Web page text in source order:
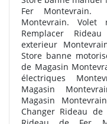
Fer Montevrain.
Montevrain. Volet
Remplacer
exterieur
Store banne
de Magasin
électriques
Magasin
Magasin
Changer Rideau